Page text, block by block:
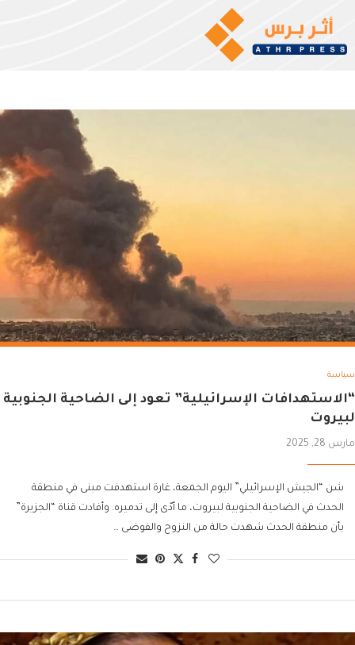
سياسة
“الاستهدافات الإسرائيلية” تعود إلى الضاحية الجنوبية
لبيروت
مارس 28, 2025
شن “الجيش الإسرائيلي” اليوم الجمعة، غارة استهدفت مبنى في منطقة
الحدث في الضاحية الجنوبية لبيروت، ما أدّى إلى تدميره. وأفادت قناة “الجزيرة”
بأن منطقة الحدث شهدت حالة من النزوح والفوضى …